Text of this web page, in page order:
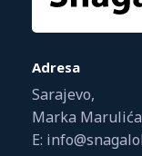
Adresa
Sarajevo,
Marka
E: